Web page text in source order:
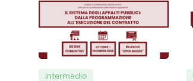
Intermedio